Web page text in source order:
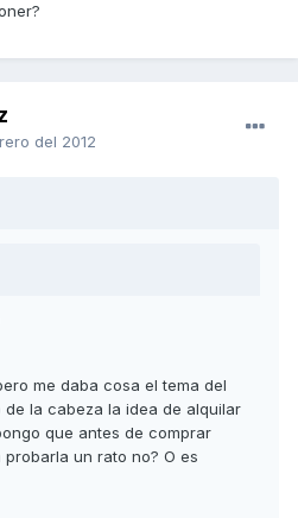
del 2012
me daba cosa el tema del
de la cabeza la idea de alquilar
que antes de comprar
un rato no? O es